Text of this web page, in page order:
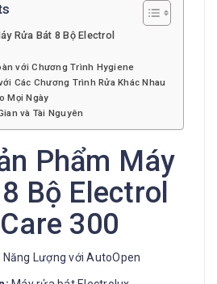
Rửa Bát 8 Bộ Electrol
với Chương Trình Hygiene
Các Chương Trình Rửa Khác Nhau
Mọi Ngày
và Tài Nguyên
Phẩm Máy
Bộ Electrol
300
Năng Lượng với AutoOpen